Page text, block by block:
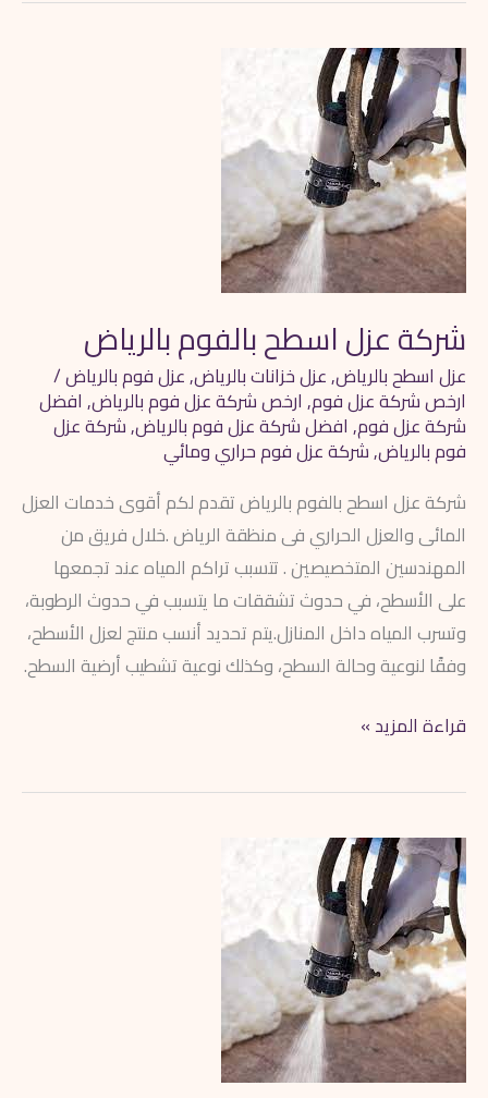
شركة عزل اسطح بالفوم بالرياض
عزل اسطح بالرياض,عزل خزانات بالرياض,عزل فوم بالرياض/
ارخص شركة عزل فوم, ارخص شركة عزل فوم بالرياض, افضل
شركة عزل فوم, افضل شركة عزل فوم بالرياض,شركة عزل
فوم بالرياض,شركة عزل فوم حراري ومائي
شركة عزل اسطح بالفوم بالرياض تقدم لكم أقوى خدمات العزل
المائى والعزل الحراري فى منظقة الرياض .خلال فريق من
المهندسين المتخصيصين . تتسبب تراكم المياه عند تجمعها
على الأسطح، في حدوث تشققات ما يتسبب في حدوث الرطوبة،
وتسرب المياه داخل المنازل.يتم تحديد أنسب منتج لعزل الأسطح،
وفقًا لنوعية وحالة السطح، وكذلك نوعية تشطيب أرضية السطح.
شركة
عزل
اسطح
بالفوم
بالرياض
قراءة المزيد »
شركة
عزل
فوم
في
الرياض